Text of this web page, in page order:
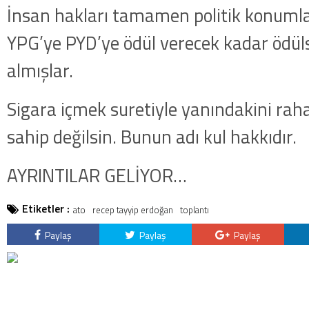
İnsan hakları tamamen politik
YPG’ye PYD’ye ödül verecek kadar
almışlar.
Sigara içmek suretiyle yanındakini
sahip değilsin. Bunun adı kul hakkıdır.
AYRINTILAR GELİYOR…
Etiketler : ato recep tayyip erdoğan toplantı
Paylaş Paylaş Paylaş